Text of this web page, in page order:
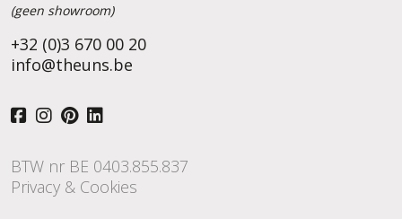
(geen showroom)
+32 (0)3 670 00 20
info@theuns.be
BTW nr BE 0403.855.837
Privacy & Cookies